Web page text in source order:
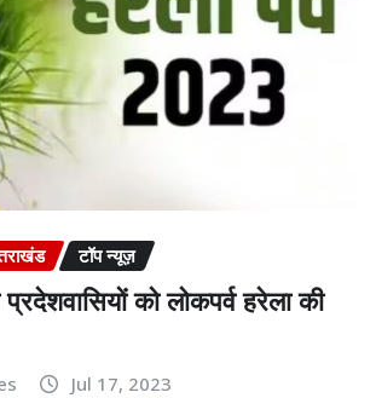
टॉप न्यूज़
को लोकपर्व हरेला की
Jul 17, 2023